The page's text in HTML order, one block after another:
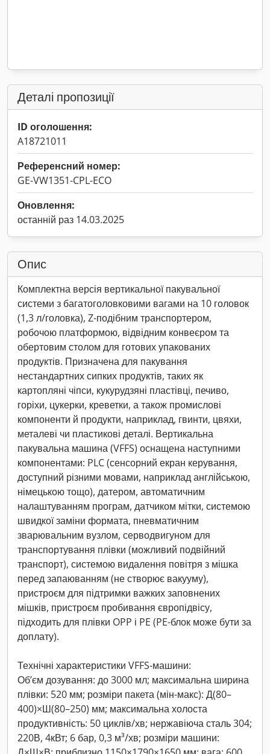
Деталі пропозиції
ID оголошення:
A18721011
Референсний номер:
GE-VW1351-CPL-ECO
Оновлення:
останній раз 14.03.2025
Опис
Комплектна версія вертикальної пакувальної
системи з багатоголовковими вагами на 10 головок
(1,3 л/головка), Z-подібним транспортером,
робочою платформою, відвідним конвеєром та
обертовим столом для готових упакованих
продуктів. Призначена для пакування
нестандартних сипких продуктів, таких як
картопляні чіпси, кукурудзяні пластівці, печиво,
горіхи, цукерки, креветки, а також промислові
компоненти й продукти, наприклад, гвинти, цвяхи,
металеві чи пластикові деталі. Вертикальна
пакувальна машина (VFFS) оснащена наступними
компонентами: PLC (сенсорний екран керування,
доступний різними мовами, наприклад англійською,
німецькою тощо), датером, автоматичним
налаштуванням програм, датчиком мітки, системою
швидкої заміни формата, пневматичним
зварювальним вузлом, серводвигуном для
транспортування плівки (можливий подвійний
транспорт), системою видалення повітря з мішка
перед запаюванням (не створює вакууму),
пристроєм для підтримки важких заповнених
мішків, пристроєм пробивання європідвісу,
підходить для плівки OPP і PE (PE-блок може бути за
доплату).
Технічні характеристики VFFS-машини:
Об’єм дозування: до 3000 мл; максимальна ширина
плівки: 520 мм; розміри пакета (мін-макс): Д(80–
400)×Ш(80–250) мм; максимальна холоста
продуктивність: 50 циклів/хв; нержавіюча сталь 304;
220В, 4кВт; 6 бар, 0,3 м³/хв; розміри машини: